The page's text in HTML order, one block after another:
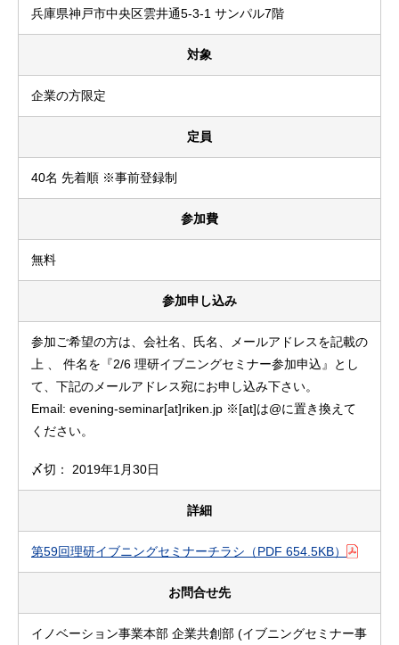
兵庫県神戸市中央区雲井通5-3-1 サンパル7階
対象
企業の方限定
定員
40名 先着順 ※事前登録制
参加費
無料
参加申し込み
参加ご希望の方は、会社名、氏名、メールアドレスを記載の
上 、 件名を『2/6 理研イブニングセミナー参加申込』とし
て、下記のメールアドレス宛にお申し込み下さい。
Email: evening-seminar[at]riken.jp ※[at]は@に置き換えて
ください。
〆切： 2019年1月30日
詳細
第59回理研イブニングセミナーチラシ （PDF 654.5KB）
お問合せ先
イノベーション事業本部 企業共創部 (イブニングセミナー事